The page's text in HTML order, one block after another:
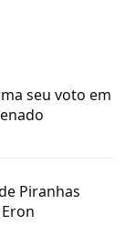
seu voto em
Piranhas